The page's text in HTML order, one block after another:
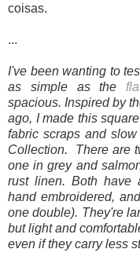
coisas.
...
I've been wanting to
as simple as the
spacious. Inspired by
ago, I made this
fabric scraps and
Collection. There are
one in grey and
rust linen. Both have
hand embroidered,
one double). They're
but light and
even if they carry less